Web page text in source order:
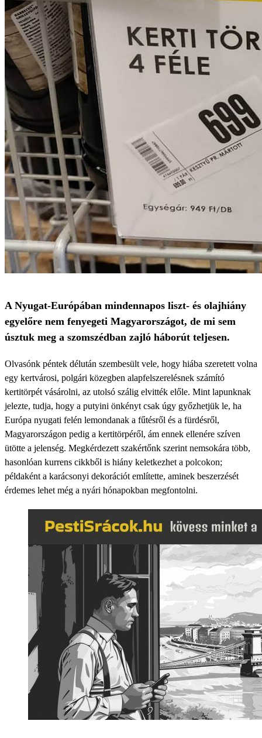
A Nyugat-Európában mindennapos liszt- és olajhiány
egyelőre nem fenyegeti Magyarországot, de mi sem
úsztuk meg a szomszédban zajló háborút teljesen.
Olvasónk péntek délután szembesült vele, hogy hiába szeretett volna
egy kertvárosi, polgári közegben alapfelszerelésnek számító
kertitörpét vásárolni, az utolsó szálig elvitték előle. Mint lapunknak
jelezte, tudja, hogy a putyini önkényt csak úgy győzhetjük le, ha
Európa nyugati felén lemondanak a fűtésről és a fürdésről,
Magyarországon pedig a kertitörpéről, ám ennek ellenére szíven
ütötte a jelenség. Megkérdezett szakértőnk szerint nemsokára több,
hasonlóan kurrens cikkből is hiány keletkezhet a polcokon;
példaként a karácsonyi dekorációt említette, aminek beszerzését
érdemes lehet még a nyári hónapokban megfontolni.